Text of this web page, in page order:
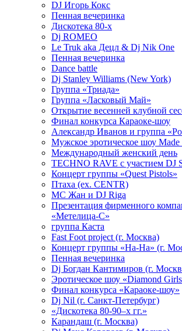
DJ Игорь Кокс
Пенная вечеринка
Дискотека 80-х
Dj ROMEO
Le Truk aka Децл & Dj Nik One
Пенная вечеринка
Dance battle
Dj Stanley Williams (New York)
Группа «Триада»
Группа «Ласковый Май»
Открытие весенней клубной
Финал конкурса Караоке-шоу
Александр Иванов и группа
Мужское эротическое шоу Made
Международный женский день
TECHNO RAVE с участием DJ
Концерт группы «Quest Pistols»
Птаха (ex. CENTR)
МС Жан и DJ Riga
Презентация фирменного
«Метелица-С»
группа Каста
Fast Foot project (г. Москва)
Концерт группы «На-На» (г.
Пенная вечеринка
Dj Богдан Кантимиров (г.
Эротическое шоу «Diamond
Финал конкурса «Караоке-шоу»
Dj Nil (г. Санкт-Петербург)
«Дискотека 80-90–х гг.»
Карандаш (г. Москва)